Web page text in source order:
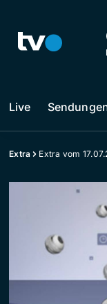
Live
Extra Extra vom